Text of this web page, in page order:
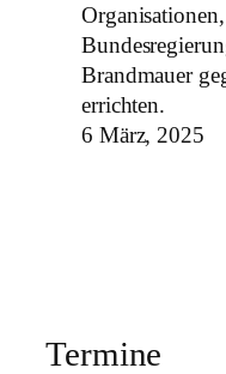
Brandmauer
errichten.
6 März, 2025
Termine